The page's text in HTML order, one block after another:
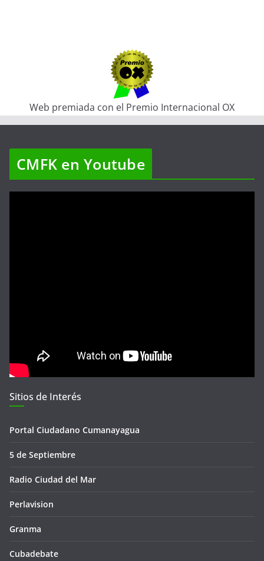
Web premiada con el Premio Internacional OX
CMFK en Youtube
Sitios de Interés
Portal Ciudadano Cumanayagua
5 de Septiembre
Radio Ciudad del Mar
Perlavision
Granma
Cubadebate